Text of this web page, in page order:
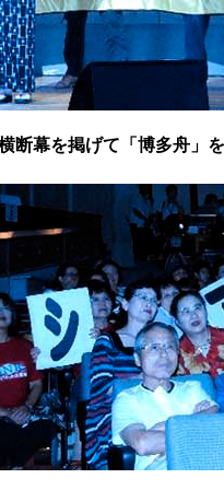
断幕を掲げて「博多舟」